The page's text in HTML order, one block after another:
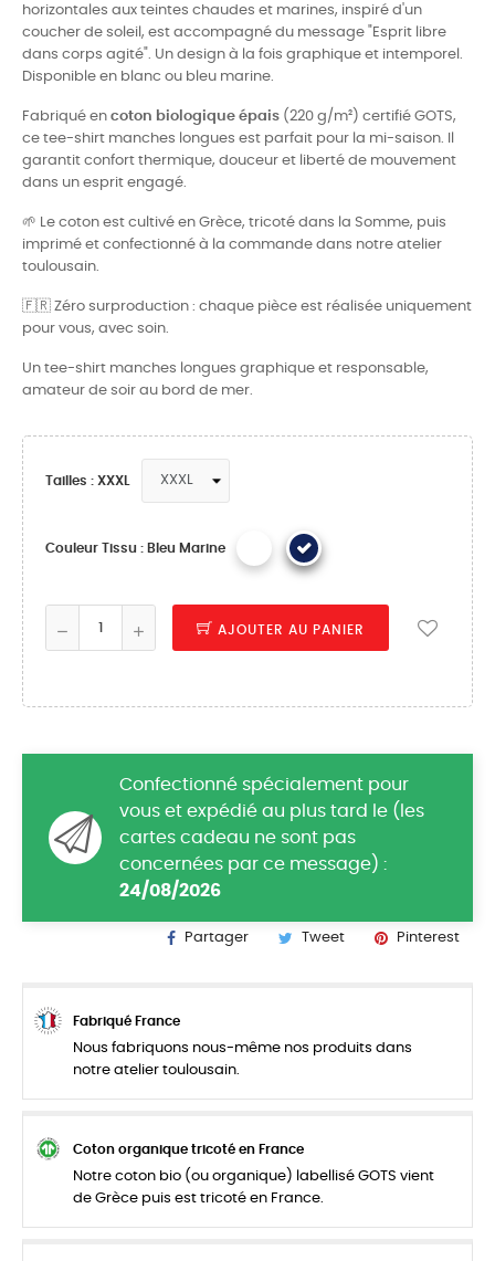
horizontales aux teintes chaudes et marines, inspiré d'un
coucher de soleil, est accompagné du message "Esprit libre
dans corps agité". Un design à la fois graphique et intemporel.
Disponible en blanc ou bleu marine.
Fabriqué en coton biologique épais (220 g/m²) certifié GOTS,
ce tee-shirt manches longues est parfait pour la mi-saison. Il
garantit confort thermique, douceur et liberté de mouvement
dans un esprit engagé.
🌱 Le coton est cultivé en Grèce, tricoté dans la Somme, puis
imprimé et confectionné à la commande dans notre atelier
toulousain.
🇫🇷 Zéro surproduction : chaque pièce est réalisée uniquement
pour vous, avec soin.
Un tee-shirt manches longues graphique et responsable,
amateur de soir au bord de mer.
Tailles : XXXL
Couleur Tissu : Bleu Marine
AJOUTER AU PANIER
Confectionné spécialement pour
vous et expédié au plus tard le (les
cartes cadeau ne sont pas
concernées par ce message) :
24/08/2026
Partager Tweet Pinterest
Fabriqué France
Nous fabriquons nous-même nos produits dans
notre atelier toulousain.
Coton organique tricoté en France
Notre coton bio (ou organique) labellisé GOTS vient
de Grèce puis est tricoté en France.